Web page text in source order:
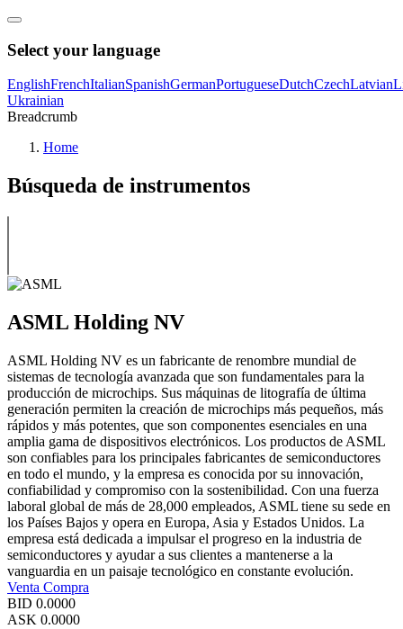
Select your language
EnglishFrenchItalianSpanishGermanPortugueseDutchCzechLatvian
Ukrainian
Breadcrumb
Home
Búsqueda de instrumentos
ASML Holding NV
ASML Holding NV es un fabricante de renombre mundial de
sistemas de tecnología avanzada que son fundamentales para la
producción de microchips. Sus máquinas de litografía de última
generación permiten la creación de microchips más pequeños, más
rápidos y más potentes, que son componentes esenciales en una
amplia gama de dispositivos electrónicos. Los productos de ASML
son confiables para los principales fabricantes de semiconductores
en todo el mundo, y la empresa es conocida por su innovación,
confiabilidad y compromiso con la sostenibilidad. Con una fuerza
laboral global de más de 28,000 empleados, ASML tiene su sede en
los Países Bajos y opera en Europa, Asia y Estados Unidos. La
empresa está dedicada a impulsar el progreso en la industria de
semiconductores y ayudar a sus clientes a mantenerse a la
vanguardia en un paisaje tecnológico en constante evolución.
Venta Compra
BID 0.0000
ASK 0.0000